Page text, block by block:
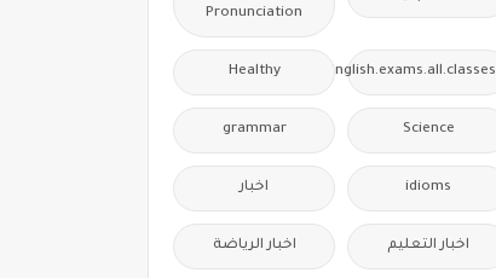
Pronunciation
Free.English.exams.all.classes
Healthy
Science
grammar
idioms اخبار
اخبار التعليم اخبار الرياضة